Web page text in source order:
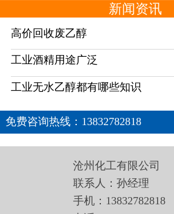
新闻资讯
高价回收废乙醇
工业酒精用途广泛
工业无水乙醇都有哪些知识
免费咨询热线： 13832782818
沧州化工有限公司
联系人：孙经理
手机：13832782818